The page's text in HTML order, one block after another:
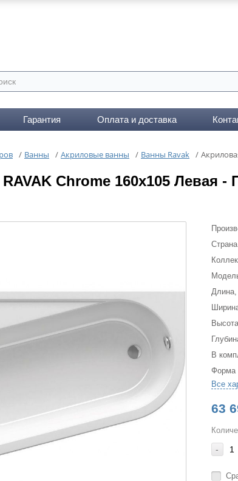
Гарантия Оплата и доставка
/ Ванны / Акриловые ванны / Ванны Ravak /
Chrome 160х105 Левая -
Страна
В
Форма
Все
63
-